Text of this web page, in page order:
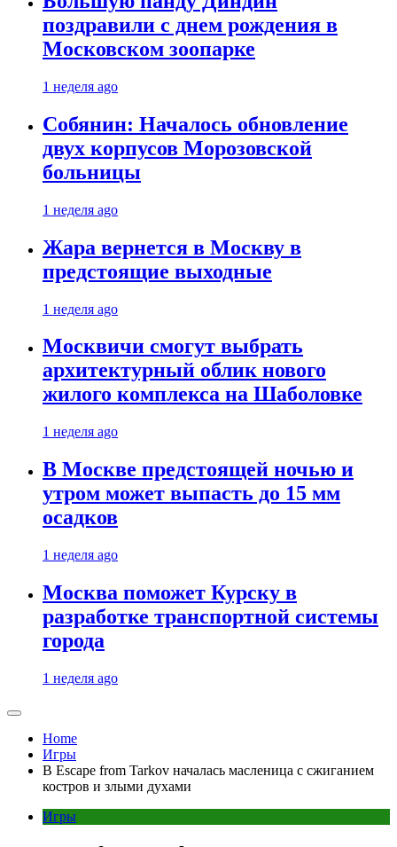
поздравили с днем рождения в
Московском зоопарке
1 неделя ago
Собянин: Началось обновление
двух корпусов Морозовской
больницы
1 неделя ago
Жара вернется в Москву в
предстоящие выходные
1 неделя ago
Москвичи смогут выбрать
архитектурный облик нового
жилого комплекса на Шаболовке
1 неделя ago
В Москве предстоящей ночью и
утром может выпасть до 15 мм
осадков
1 неделя ago
Москва поможет Курску в
разработке транспортной системы
города
1 неделя ago
Home
Игры
В Escape from Tarkov началась масленица с сжиганием
костров и злыми духами
Игры